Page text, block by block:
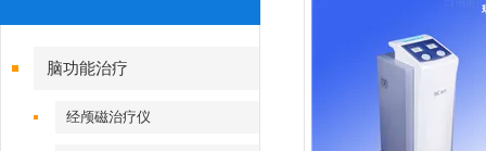
脑功能治疗
经颅磁治疗仪